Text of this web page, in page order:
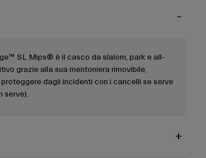
SL Mips® è il casco da slalom, park e all-
grazie alla sua mentoniera rimovibile,
dagli incidenti con i cancelli se serve
serve).